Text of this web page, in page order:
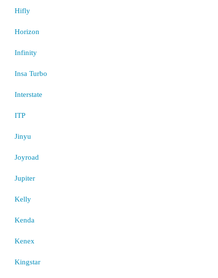
Hifly
Horizon
Infinity
Insa Turbo
Interstate
ITP
Jinyu
Joyroad
Jupiter
Kelly
Kenda
Kenex
Kingstar